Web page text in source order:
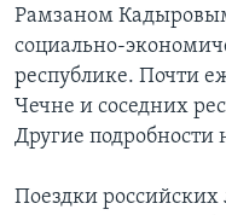
Рамзаном
социально-
республике. Почти
Чечне и соседних
Другие подробности
Поездки